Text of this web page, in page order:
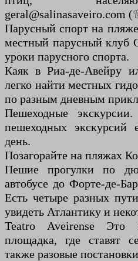
geral@salinasaveiro.com
Парусный спорт на
местный парусный клуб
уроки парусного спорта.
Каяк в Риа-де-Авейру
легко найти местных
по разным дневным
Пешеходные
пешеходных
день.
Позагорайте на пляжах
Пешие прогулки по
автобусе до Форте-де-
Есть четыре разных
увидеть Атлантику и
Teatro Aveirense Это
площадка, где ставят
также разовые